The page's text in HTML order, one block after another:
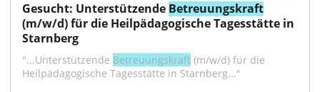
Gesucht: Unterstützende Betreuungskraft
(m/w/d) für die Heilpädagogische Tagesstätte in
Starnberg
"...Unterstützende Betreuungskraft (m/w/d) für die
Heilpädagogische Tagesstätte in Starnberg..."